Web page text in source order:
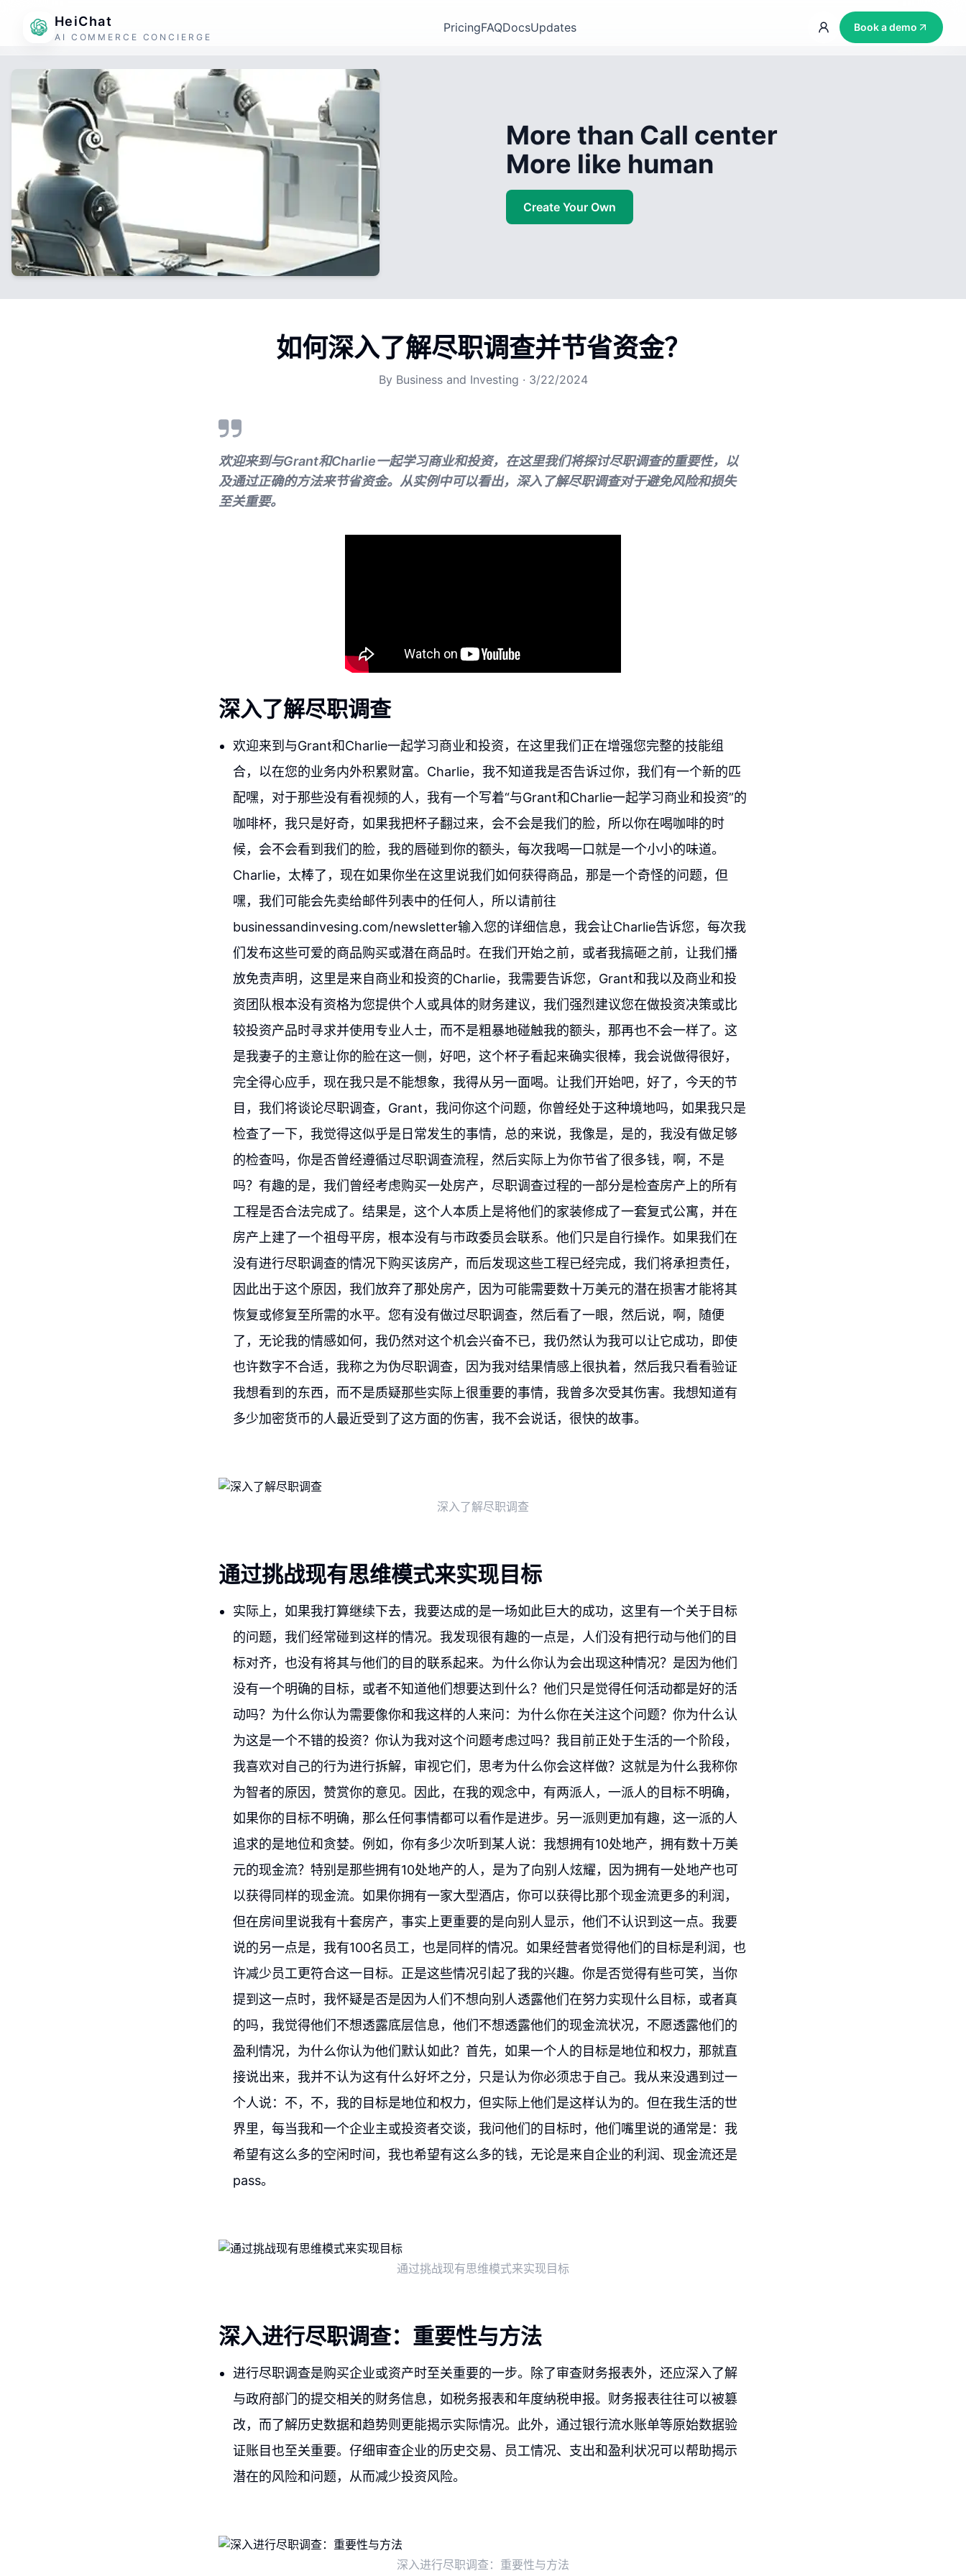
HeiChat
AI COMMERCE CONCIERGE
PricingFAQDocsUpdates Book a demo
More than Call center
More like human
Create Your Own
如何深入了解尽职调查并节省资金？
By Business and Investing · 3/22/2024
欢迎来到与Grant和Charlie一起学习商业和投资，在这里我们将探讨尽职调查的重要性，以
及通过正确的方法来节省资金。从实例中可以看出，深入了解尽职调查对于避免风险和损失
至关重要。
深入了解尽职调查
欢迎来到与Grant和Charlie一起学习商业和投资，在这里我们正在增强您完整的技能组
合，以在您的业务内外积累财富。Charlie，我不知道我是否告诉过你，我们有一个新的匹
配嘿，对于那些没有看视频的人，我有一个写着“与Grant和Charlie一起学习商业和投资”的
咖啡杯，我只是好奇，如果我把杯子翻过来，会不会是我们的脸，所以你在喝咖啡的时
候，会不会看到我们的脸，我的唇碰到你的额头，每次我喝一口就是一个小小的味道。
Charlie，太棒了，现在如果你坐在这里说我们如何获得商品，那是一个奇怪的问题，但
嘿，我们可能会先卖给邮件列表中的任何人，所以请前往
businessandinvesing.com/newsletter输入您的详细信息，我会让Charlie告诉您，每次我
们发布这些可爱的商品购买或潜在商品时。在我们开始之前，或者我搞砸之前，让我们播
放免责声明，这里是来自商业和投资的Charlie，我需要告诉您，Grant和我以及商业和投
资团队根本没有资格为您提供个人或具体的财务建议，我们强烈建议您在做投资决策或比
较投资产品时寻求并使用专业人士，而不是粗暴地碰触我的额头，那再也不会一样了。这
是我妻子的主意让你的脸在这一侧，好吧，这个杯子看起来确实很棒，我会说做得很好，
完全得心应手，现在我只是不能想象，我得从另一面喝。让我们开始吧，好了，今天的节
目，我们将谈论尽职调查，Grant，我问你这个问题，你曾经处于这种境地吗，如果我只是
检查了一下，我觉得这似乎是日常发生的事情，总的来说，我像是，是的，我没有做足够
的检查吗，你是否曾经遵循过尽职调查流程，然后实际上为你节省了很多钱，啊，不是
吗？有趣的是，我们曾经考虑购买一处房产，尽职调查过程的一部分是检查房产上的所有
工程是否合法完成了。结果是，这个人本质上是将他们的家装修成了一套复式公寓，并在
房产上建了一个祖母平房，根本没有与市政委员会联系。他们只是自行操作。如果我们在
没有进行尽职调查的情况下购买该房产，而后发现这些工程已经完成，我们将承担责任，
因此出于这个原因，我们放弃了那处房产，因为可能需要数十万美元的潜在损害才能将其
恢复或修复至所需的水平。您有没有做过尽职调查，然后看了一眼，然后说，啊，随便
了，无论我的情感如何，我仍然对这个机会兴奋不已，我仍然认为我可以让它成功，即使
也许数字不合适，我称之为伪尽职调查，因为我对结果情感上很执着，然后我只看看验证
我想看到的东西，而不是质疑那些实际上很重要的事情，我曾多次受其伤害。我想知道有
多少加密货币的人最近受到了这方面的伤害，我不会说话，很快的故事。
深入了解尽职调查
通过挑战现有思维模式来实现目标
实际上，如果我打算继续下去，我要达成的是一场如此巨大的成功，这里有一个关于目标
的问题，我们经常碰到这样的情况。我发现很有趣的一点是，人们没有把行动与他们的目
标对齐，也没有将其与他们的目的联系起来。为什么你认为会出现这种情况？是因为他们
没有一个明确的目标，或者不知道他们想要达到什么？他们只是觉得任何活动都是好的活
动吗？为什么你认为需要像你和我这样的人来问：为什么你在关注这个问题？你为什么认
为这是一个不错的投资？你认为我对这个问题考虑过吗？我目前正处于生活的一个阶段，
我喜欢对自己的行为进行拆解，审视它们，思考为什么你会这样做？这就是为什么我称你
为智者的原因，赞赏你的意见。因此，在我的观念中，有两派人，一派人的目标不明确，
如果你的目标不明确，那么任何事情都可以看作是进步。另一派则更加有趣，这一派的人
追求的是地位和贪婪。例如，你有多少次听到某人说：我想拥有10处地产，拥有数十万美
元的现金流？特别是那些拥有10处地产的人，是为了向别人炫耀，因为拥有一处地产也可
以获得同样的现金流。如果你拥有一家大型酒店，你可以获得比那个现金流更多的利润，
但在房间里说我有十套房产，事实上更重要的是向别人显示，他们不认识到这一点。我要
说的另一点是，我有100名员工，也是同样的情况。如果经营者觉得他们的目标是利润，也
许减少员工更符合这一目标。正是这些情况引起了我的兴趣。你是否觉得有些可笑，当你
提到这一点时，我怀疑是否是因为人们不想向别人透露他们在努力实现什么目标，或者真
的吗，我觉得他们不想透露底层信息，他们不想透露他们的现金流状况，不愿透露他们的
盈利情况，为什么你认为他们默认如此？首先，如果一个人的目标是地位和权力，那就直
接说出来，我并不认为这有什么好坏之分，只是认为你必须忠于自己。我从来没遇到过一
个人说：不，不，我的目标是地位和权力，但实际上他们是这样认为的。但在我生活的世
界里，每当我和一个企业主或投资者交谈，我问他们的目标时，他们嘴里说的通常是：我
希望有这么多的空闲时间，我也希望有这么多的钱，无论是来自企业的利润、现金流还是
pass。
通过挑战现有思维模式来实现目标
深入进行尽职调查：重要性与方法
进行尽职调查是购买企业或资产时至关重要的一步。除了审查财务报表外，还应深入了解
与政府部门的提交相关的财务信息，如税务报表和年度纳税申报。财务报表往往可以被篡
改，而了解历史数据和趋势则更能揭示实际情况。此外，通过银行流水账单等原始数据验
证账目也至关重要。仔细审查企业的历史交易、员工情况、支出和盈利状况可以帮助揭示
潜在的风险和问题，从而减少投资风险。
深入进行尽职调查：重要性与方法